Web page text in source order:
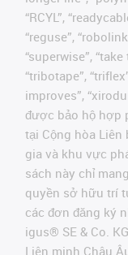
“RCYL”,
“reguse”,
“superwise”,
“tribotape”,
improves”,
được bảo hộ hợp
tại Cộng hòa
gia và khu vực
sách này chỉ
quyền sở hữu trí
các đơn đăng ký
igus® SE & Co.
Liên minh Châu